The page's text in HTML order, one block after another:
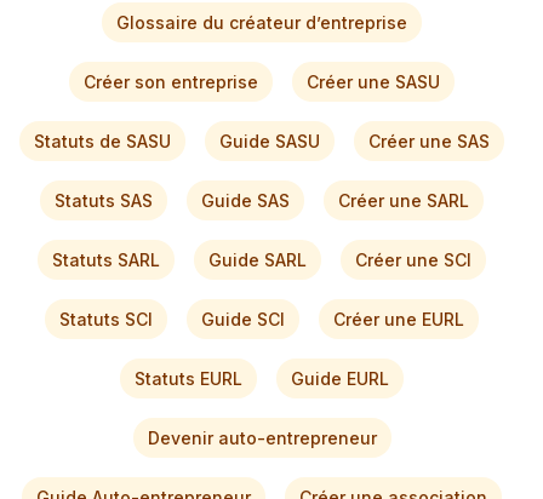
Glossaire du créateur d’entreprise
Créer son entreprise Créer une SASU
Statuts de SASU Guide SASU Créer une SAS
Statuts SAS Guide SAS Créer une SARL
Statuts SARL Guide SARL Créer une SCI
Statuts SCI Guide SCI Créer une EURL
Statuts EURL Guide EURL
Devenir auto-entrepreneur